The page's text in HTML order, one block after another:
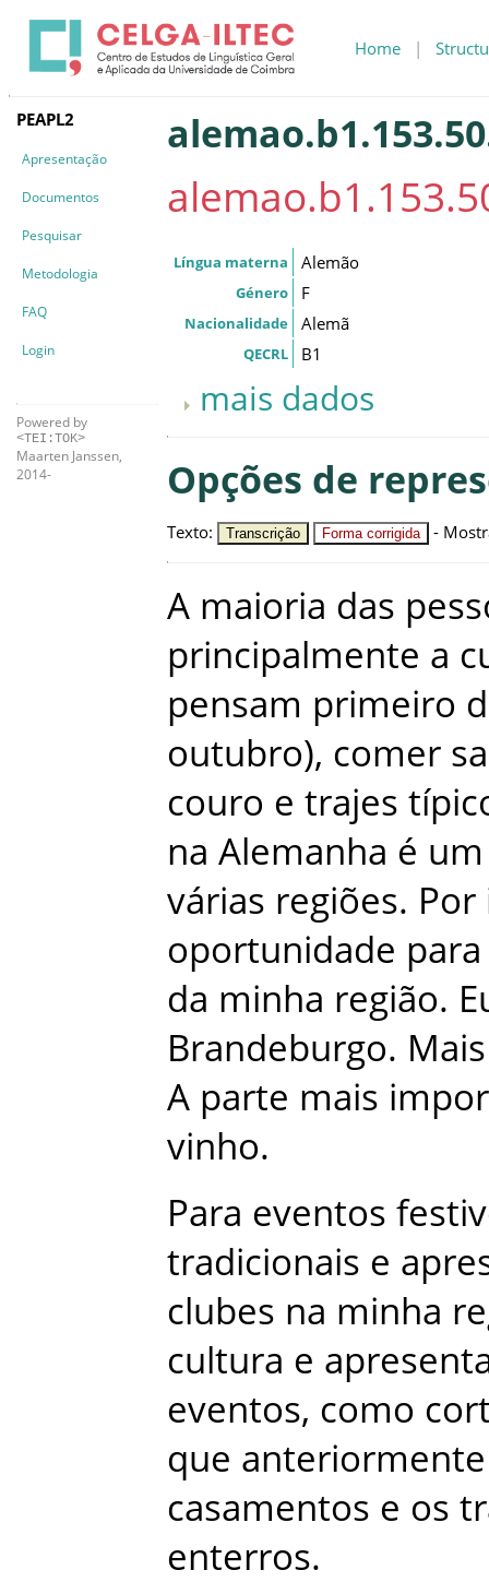
Home |
PEAPL2
Apresentação
Documentos
Pesquisar
Metodologia
FAQ
Login
Powered by
<TEI:TOK>
Maarten Janssen,
2014-
Língua materna Alemão
Género F
Nacionalidade Alemã
QECRL B1
mais dados
Opções de
Texto: Transcrição Forma corrigida -
A maioria das
principalmente a
pensam primeiro
outubro), comer
couro e trajes
na Alemanha é um
várias regiões. Por
oportunidade para
da minha região.
Brandeburgo. Mais
A parte mais
vinho.
Para eventos
tradicionais e
clubes na minha
cultura e
eventos, como
que anteriormente
casamentos e os
enterros.